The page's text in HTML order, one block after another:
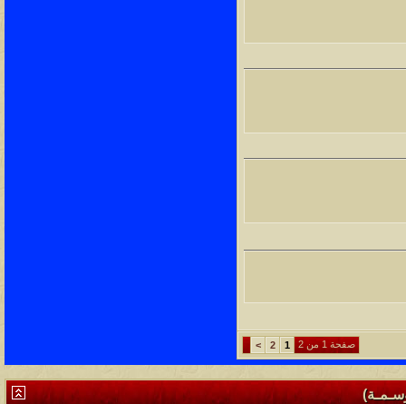
صفحة 1 من 2 1
2
>